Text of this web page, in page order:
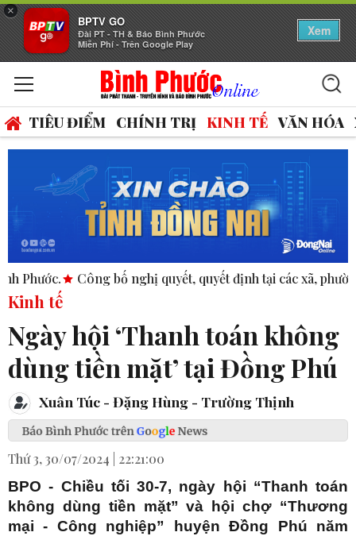
×
BPTV GO
Đài PT - TH & Báo Bình Phước
Miễn Phí - Trên Google Play
Xem
TIÊU ĐIỂM CHÍNH TRỊ KINH TẾ VĂN HÓA
quyết, quyết định tại các xã, phường. ASEAN thúc đẩy
Kinh tế
Ngày hội ‘Thanh toán không
dùng tiền mặt’ tại Đồng Phú
Xuân Túc - Đặng Hùng - Trường Thịnh
Thứ 3, 30/07/2024 | 22:21:00
BPO - Chiều tối 30-7, ngày hội “Thanh toán
không dùng tiền mặt” và hội chợ “Thương
mại - Công nghiệp” huyện Đồng Phú năm